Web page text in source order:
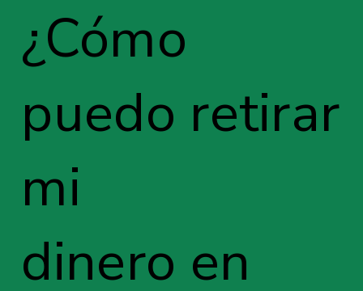
¿Cómo
puedo retirar
mi
dinero en